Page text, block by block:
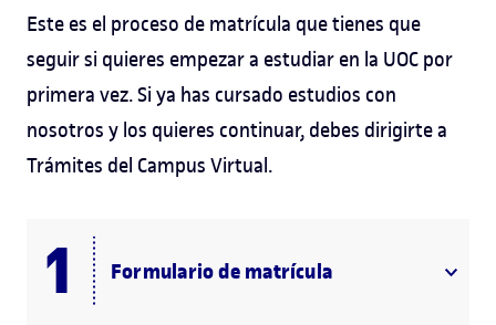
Este es el proceso de matrícula que tienes que
seguir si quieres empezar a estudiar en la UOC por
primera vez. Si ya has cursado estudios con
nosotros y los quieres continuar, debes dirigirte a
Trámites del Campus Virtual.
Formulario de matrícula